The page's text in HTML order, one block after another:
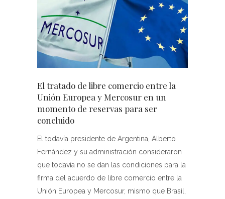
El tratado de libre comercio entre la
Unión Europea y Mercosur en un
momento de reservas para ser
concluido
El todavía presidente de Argentina, Alberto
Fernández y su administración consideraron
que todavía no se dan las condiciones para la
firma del acuerdo de libre comercio entre la
Unión Europea y Mercosur, mismo que Brasil,